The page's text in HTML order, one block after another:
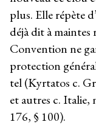
plus. Elle répète
déjà dit à maintes
Convention ne
protection
tel (Kyrtatos c.
et autres c. Italie,
176, § 100).